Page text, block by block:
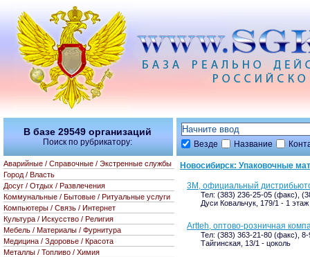
Везде Название
Новосибирск: Упаковочные
3М, официальный
Тел: (383) 236-25-05 (факс),
Дуси Ковальчук, 179/1 - 1 этаж
Artteh, оптово-розничная
Тел: (383) 363-21-80 (факс),
Тайгинская, 13/1 - цоколь
В базе 29549 организаций
Поиск по рубрикатору:
Аварийные / Справочные / Экстренные службы
Город / Власть
Досуг / Отдых / Развлечения
Коммунальные / Бытовые / Ритуальные услуги
Компьютеры / Связь / Интернет
Культура / Искусство / Религия
Мебель / Материалы / Фурнитура
Медицина / Здоровье / Красота
Металлы / Топливо / Химия